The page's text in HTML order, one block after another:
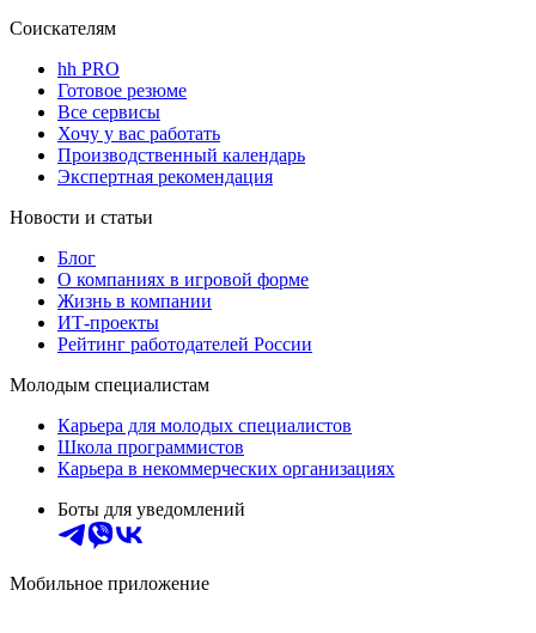
Соискателям
hh PRO
Готовое резюме
Все сервисы
Хочу у вас работать
Производственный календарь
Экспертная рекомендация
Новости и статьи
Блог
О компаниях в игровой форме
Жизнь в компании
ИТ-проекты
Рейтинг работодателей России
Молодым специалистам
Карьера для молодых специалистов
Школа программистов
Карьера в некоммерческих организациях
Боты для уведомлений
Мобильное приложение